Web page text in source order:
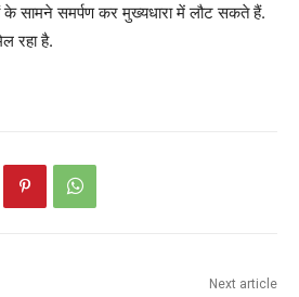
के सामने समर्पण कर मुख्यधारा में लौट सकते हैं.
रहा है.
Next article